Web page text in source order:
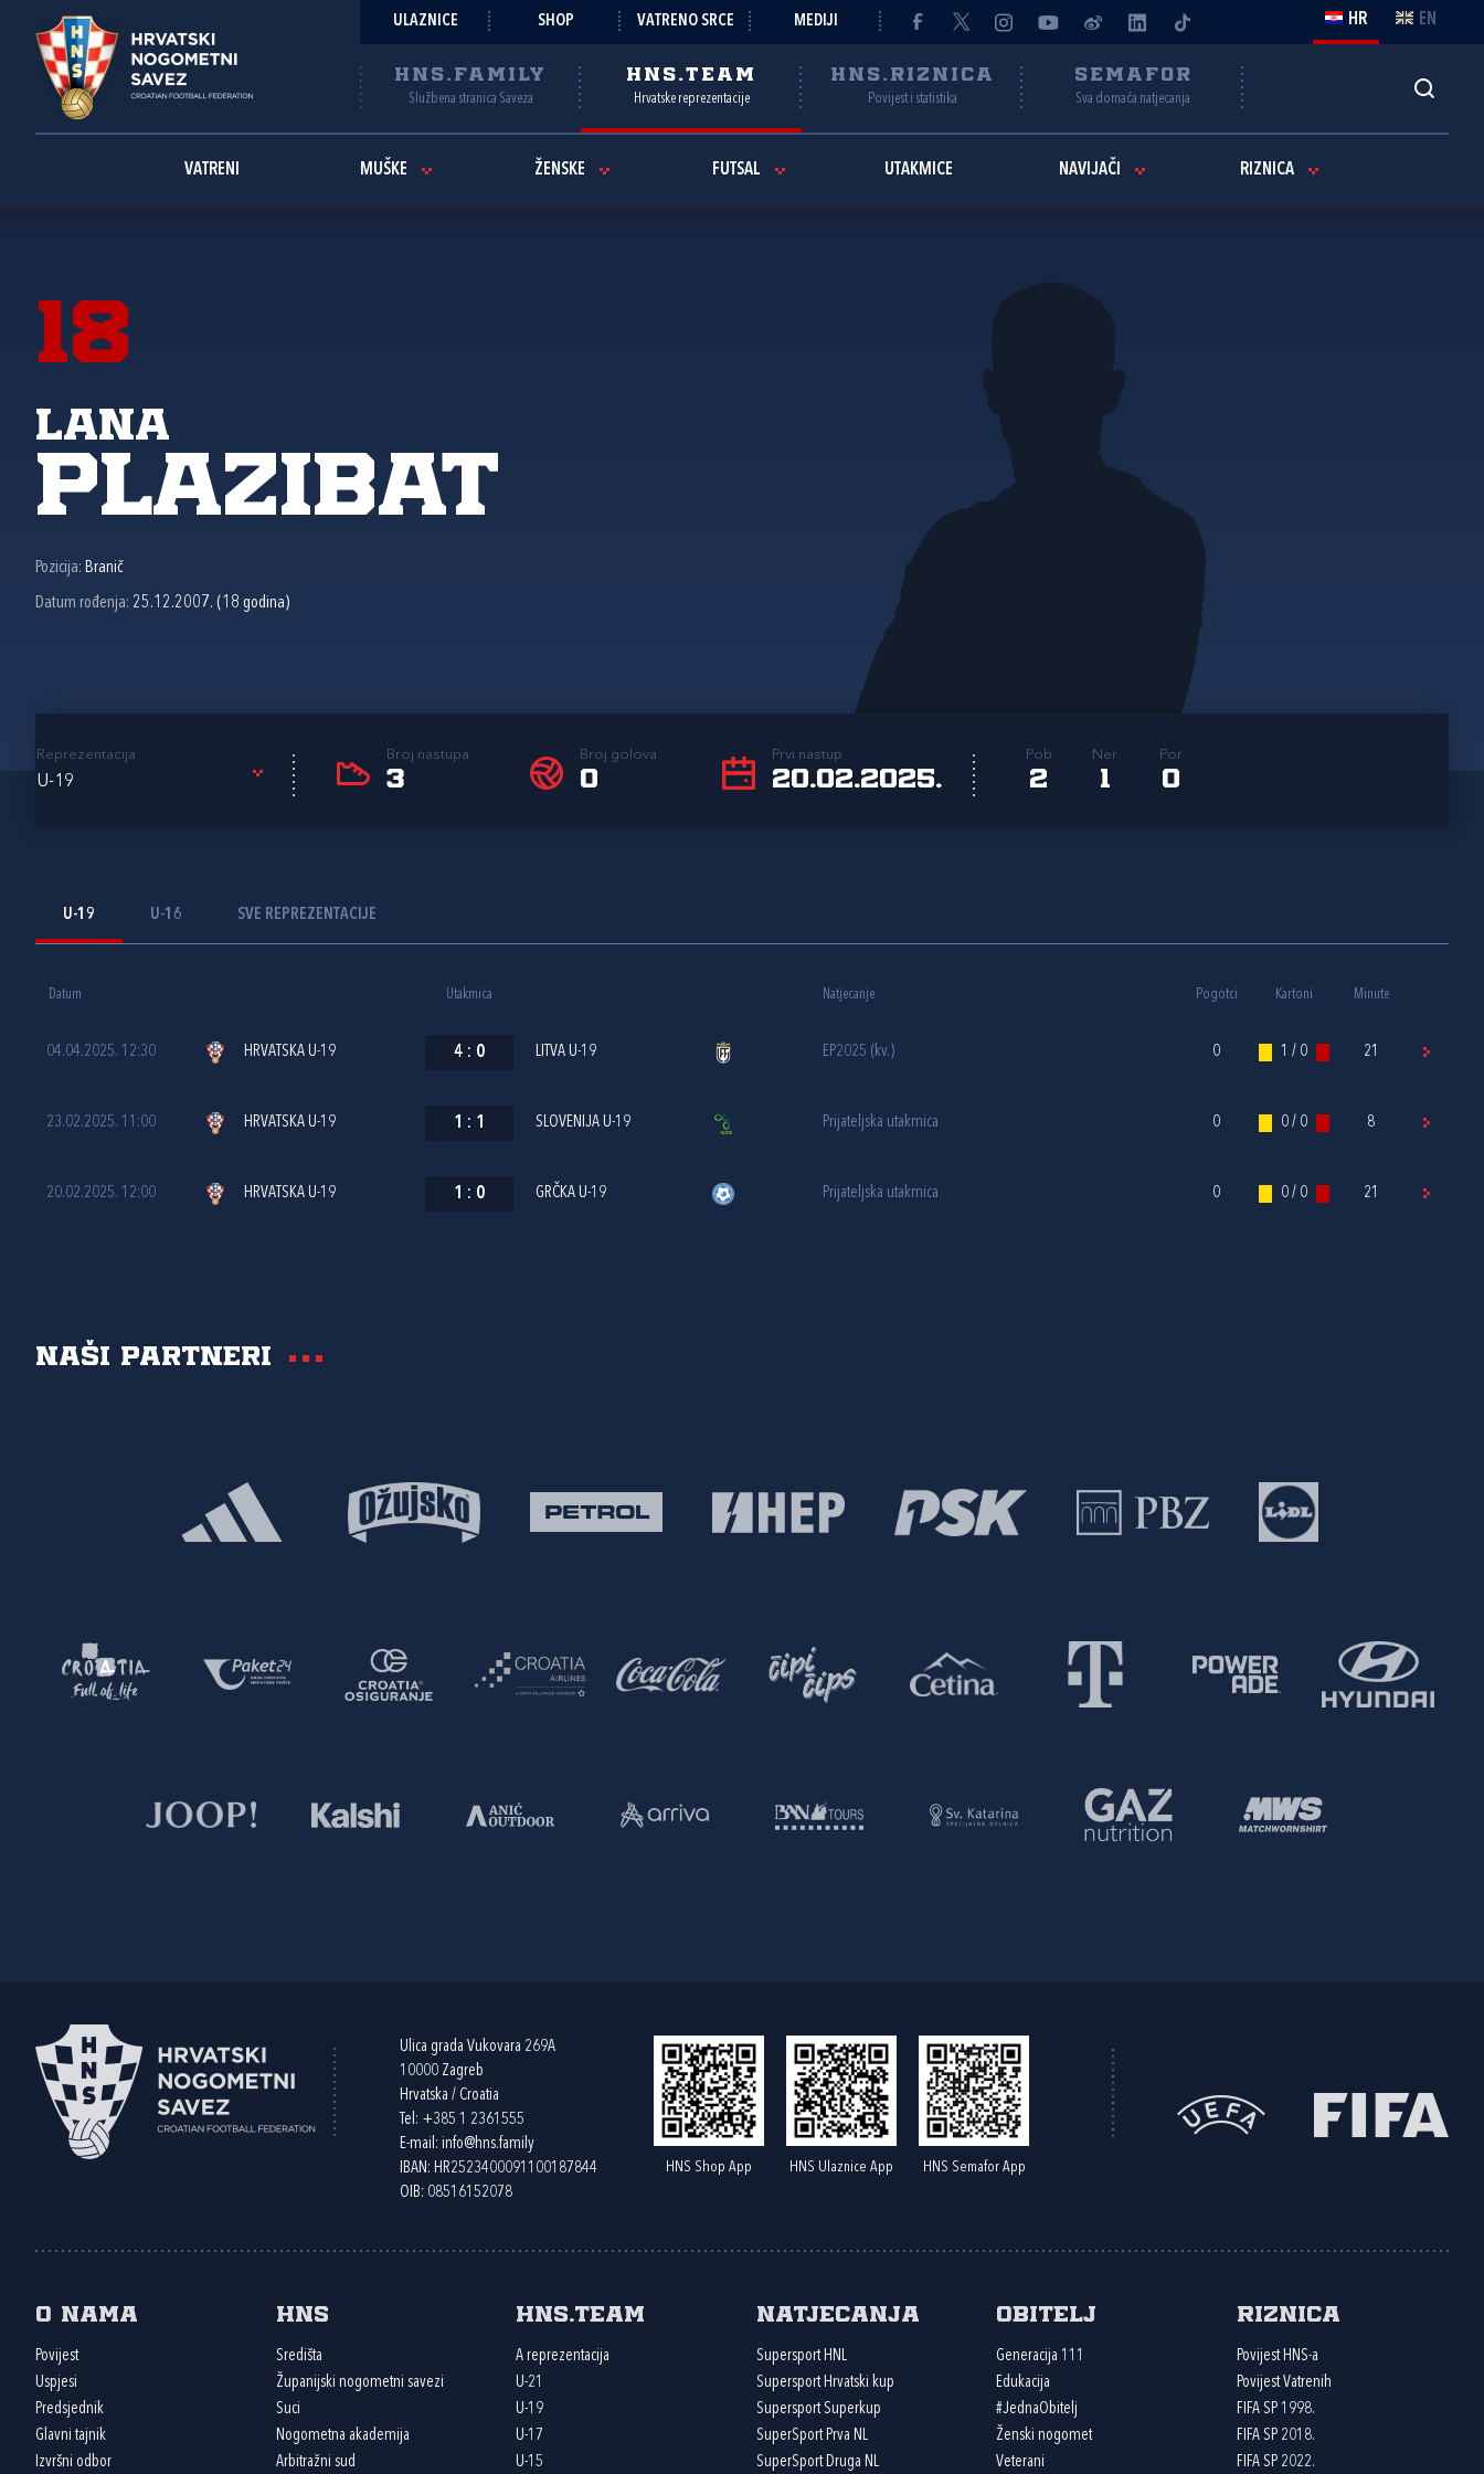
ULAZNICE SHOP VATRENO SRCE MEDIJI HR EN
HNS.FAMILY
Službena stranica Saveza
HNS.TEAM
Hrvatske reprezentacije
HNS.RIZNICA
Povijest i statistika
SEMAFOR
Sva domaća natjecanja
VATRENI MUŠKE ŽENSKE FUTSAL UTAKMICE NAVIJAČI RIZNICA
18
Lana
Plazibat
Pozicija: Branič
Datum rođenja: 25.12.2007. (18 godina)
Reprezentacija
U-19
Broj nastupa
3
Broj golova
0
Prvi nastup
20.02.2025.
Pob
2
Ner
1
Por
0
U-19 U-16 SVE REPREZENTACIJE
Datum Utakmica Natjecanje Pogotci Kartoni Minute
04.04.2025. 12:30 HRVATSKA U-19 4 : 0 LITVA U-19 EP2025 (kv.) 0 1 / 0 21
23.02.2025. 11:00 HRVATSKA U-19 1 : 1 SLOVENIJA U-19 Prijateljska utakmica 0 0 / 0 8
20.02.2025. 12:00 HRVATSKA U-19 1 : 0 GRČKA U-19 Prijateljska utakmica 0 0 / 0 21
Naši partneri
Ulica grada Vukovara 269A
10000 Zagreb
Hrvatska / Croatia
Tel: +385 1 2361555
E-mail: info@hns.family
IBAN: HR2523400091100187844
OIB: 08516152078
HNS Shop App HNS Ulaznice App HNS Semafor App
O nama
Povijest
Uspjesi
Predsjednik
Glavni tajnik
Izvršni odbor
HNS
Središta
Županijski nogometni savezi
Suci
Nogometna akademija
Arbitražni sud
HNS.team
A reprezentacija
U-21
U-19
U-17
U-15
Natjecanja
Supersport HNL
Supersport Hrvatski kup
Supersport Superkup
SuperSport Prva NL
SuperSport Druga NL
Obitelj
Generacija 111
Edukacija
#JednaObitelj
Ženski nogomet
Veterani
Riznica
Povijest HNS-a
Povijest Vatrenih
FIFA SP 1998.
FIFA SP 2018.
FIFA SP 2022.